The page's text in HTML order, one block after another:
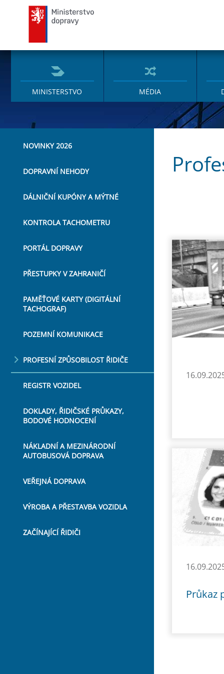
MINISTERSTVO MÉDIA
NOVINKY 2026
DOPRAVNÍ NEHODY
DÁLNIČNÍ KUPÓNY A MÝTNÉ
KONTROLA TACHOMETRU
PORTÁL DOPRAVY
PŘESTUPKY V ZAHRANIČÍ
PAMĚŤOVÉ KARTY (DIGITÁLNÍ
TACHOGRAF)
POZEMNÍ KOMUNIKACE
PROFESNÍ ZPŮSOBILOST ŘIDIČE
REGISTR VOZIDEL
DOKLADY, ŘIDIČSKÉ PRŮKAZY,
BODOVÉ HODNOCENÍ
NÁKLADNÍ A MEZINÁRODNÍ
AUTOBUSOVÁ DOPRAVA
VEŘEJNÁ DOPRAVA
VÝROBA A PŘESTAVBA VOZIDLA
ZAČÍNAJÍCÍ ŘIDIČI
Průkaz